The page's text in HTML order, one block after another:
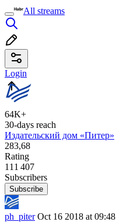
All streams
Login
64K+
30-days reach
Издательский дом «Питер»
283,68
Rating
111 407
Subscribers
Subscribe
ph_piterOct 16 2018 at 09:48